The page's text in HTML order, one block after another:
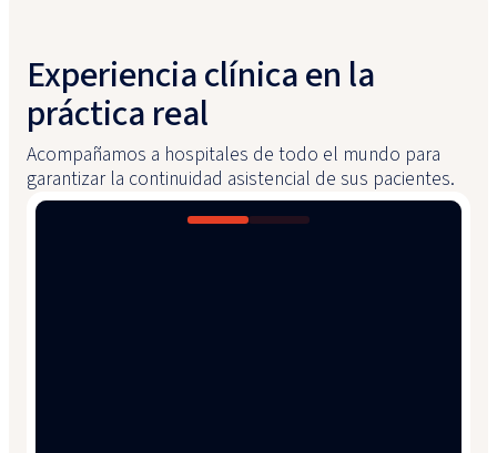
Experiencia clínica en la
práctica real
Acompañamos a hospitales de todo el mundo para
garantizar la continuidad asistencial de sus pacientes.